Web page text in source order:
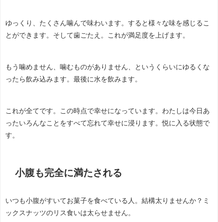
ゆっくり、たくさん噛んで味わいます。すると様々な味を感じるこ
とができます。そして歯ごたえ。これが満足度を上げます。
もう噛めません、噛むものがありません、というくらいにゆるくな
ったら飲み込みます。最後に水を飲みます。
これが全てです。この時点で幸せになっています。わたしは今日あ
ったいろんなことをすべて忘れて幸せに浸ります。悦に入る状態で
す。
小腹も完全に満たされる
いつも小腹がすいてお菓子を食べている人。結構太りませんか？ミ
ックスナッツのリス食いは太らせません。